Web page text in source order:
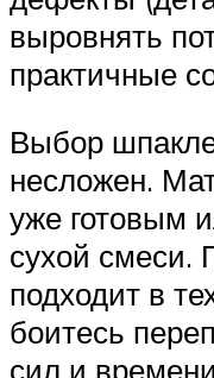
выровнять
практичные
Выбор
несложен.
уже готовым
сухой смеси.
подходит в
боитесь
сил и